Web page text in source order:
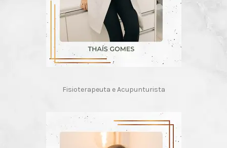
Fisioterapeuta e Acupunturista